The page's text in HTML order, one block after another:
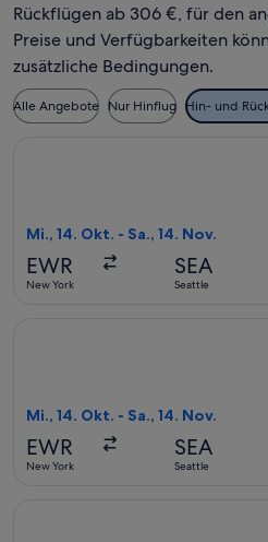
Rückflügen ab 306 €, für den
Preise und Verfügbarkeiten
zusätzliche Bedingungen.
Alle Angebote Nur Hinflug Hin- und
Mi., 14. Okt. - Sa., 14. Nov.
EWR
New York
SEA
Seattle
Mi., 14. Okt. - Sa., 14. Nov.
EWR
New York
SEA
Seattle